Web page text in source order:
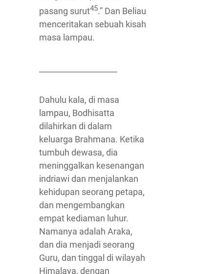
pasang surut45.” Dan Beliau
menceritakan sebuah kisah
masa lampau.
Dahulu kala, di masa
lampau, Bodhisatta
dilahirkan di dalam
keluarga Brahmana. Ketika
tumbuh dewasa, dia
meninggalkan kesenangan
indriawi dan menjalankan
kehidupan seorang petapa,
dan mengembangkan
empat kediaman luhur.
Namanya adalah Araka,
dan dia menjadi seorang
Guru, dan tinggal di wilayah
Himalaya, dengan